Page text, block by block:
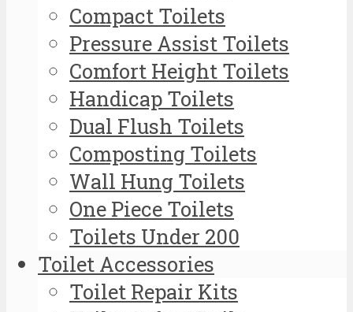
Compact Toilets
Pressure Assist Toilets
Comfort Height Toilets
Handicap Toilets
Dual Flush Toilets
Composting Toilets
Wall Hung Toilets
One Piece Toilets
Toilets Under 200
Toilet Accessories
Toilet Repair Kits